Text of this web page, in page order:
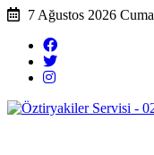
7 Ağustos 2026 Cuma